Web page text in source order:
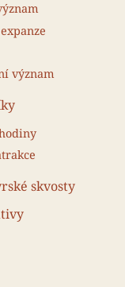
význam
skvosty